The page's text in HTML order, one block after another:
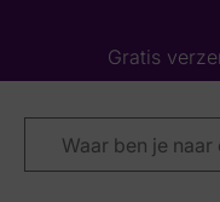
Gratis